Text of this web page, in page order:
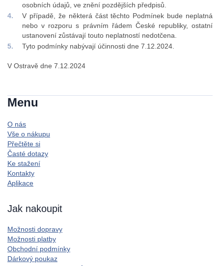
osobních údajů, ve znění pozdějších předpisů.
V případě, že některá část těchto Podmínek bude neplatná
nebo v rozporu s právním řádem České republiky, ostatní
ustanovení zůstávají touto neplatností nedotčena.
Tyto podmínky nabývají účinnosti dne 7.12.2024.
V Ostravě dne 7.12.2024
Menu
O nás
Vše o nákupu
Přečtěte si
Časté dotazy
Ke stažení
Kontakty
Aplikace
Jak nakoupit
Možnosti dopravy
Možnosti platby
Obchodní podmínky
Dárkový poukaz